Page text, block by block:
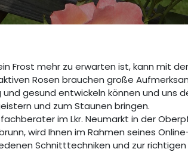
Frost mehr zu erwarten ist, kann mit
Rosen brauchen große
gesund entwickeln können und uns
und zum Staunen bringen.
im Lkr. Neumarkt in der
wird Ihnen im Rahmen seines
Schnitttechniken und zur